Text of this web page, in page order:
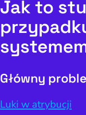
Jak to
Główny
Luki w atrybucji